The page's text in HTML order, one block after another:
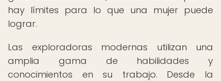
hay límites para lo que una mujer puede
lograr.
Las exploradoras modernas utilizan una
amplia gama de habilidades y
conocimientos en su trabajo. Desde la